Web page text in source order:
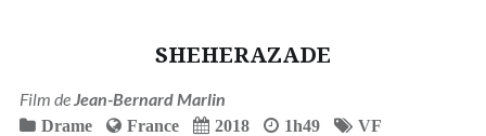
SHEHERAZADE
Film deJean-Bernard Marlin
Drame France 2018 1h49
VF